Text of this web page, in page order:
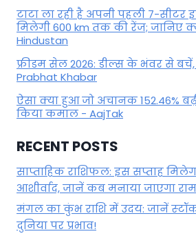
टाटा ला रही है अपनी पहली 7-सीटर
मिलेगी 600 km तक की रेंज; जानिए
Hindustan
फ्रीडम सेल 2026: डील्स के भंवर से
Prabhat Khabar
ऐसा क्या हुआ जो अचानक 152.46%
किया कमाल - AajTak
RECENT POSTS
साप्ताहिक राशिफल: इस सप्ताह
आशीर्वाद, जानें कब मनाया जाएगा
मंगल का कुंभ राशि में उदय: जानें
दुनिया पर प्रभाव!